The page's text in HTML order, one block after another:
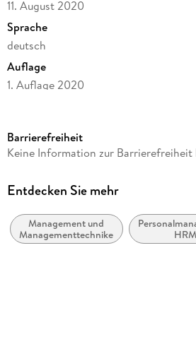
11. August 2020
Sprache
deutsch
Auflage
1. Auflage 2020
Reihe
Autor/Autorin
Verlag/Hersteller
Springer VS
Barrierefreiheit
Keine Information zur Barrierefreiheit
Entdecken Sie mehr
Management und
Managementtechniken
HRM